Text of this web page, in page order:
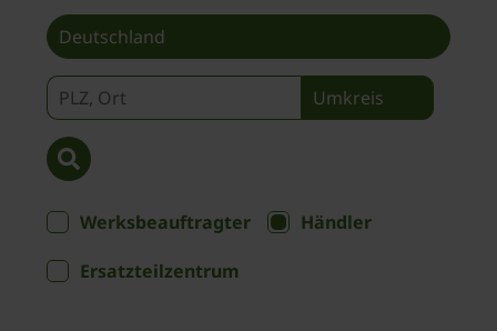
Werksbeauftragter
Händler
Ersatzteilzentrum